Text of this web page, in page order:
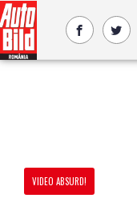
VIDEO ABSURD!